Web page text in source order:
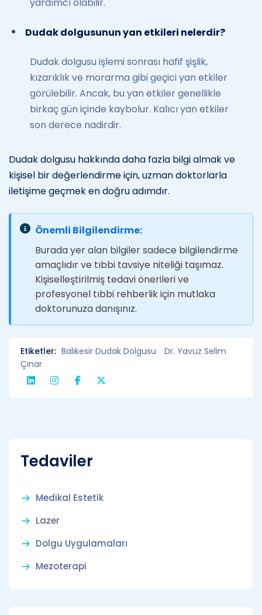
Dudak dolgusunun yan etkileri nelerdir?
Dudak dolgusu işlemi sonrası hafif şişlik,
kızarıklık ve morarma gibi geçici yan etkiler
görülebilir. Ancak, bu yan etkiler genellikle
birkaç gün içinde kaybolur. Kalıcı yan etkiler
son derece nadirdir.
Dudak dolgusu hakkında daha fazla bilgi almak ve
kişisel bir değerlendirme için, uzman doktorlarla
iletişime geçmek en doğru adımdır.
Önemli Bilgilendirme:
Burada yer alan bilgiler sadece bilgilendirme
amaçlıdır ve tıbbi tavsiye niteliği taşımaz.
Kişiselleştirilmiş tedavi önerileri ve
profesyonel tıbbi rehberlik için mutlaka
doktorunuza danışınız.
Etiketler: Balıkesir Dudak Dolgusu
Dr. Yavuz Selim
Çınar
Tedaviler
Medikal Estetik
Lazer
Dolgu Uygulamaları
Mezoterapi